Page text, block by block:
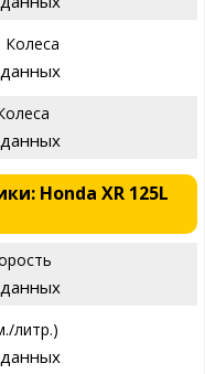
Honda XR 125L
литр.)